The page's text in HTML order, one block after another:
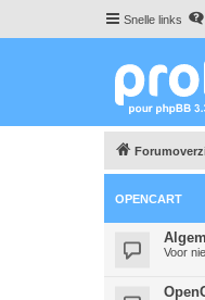
Snelle links
OPENCART
Voor